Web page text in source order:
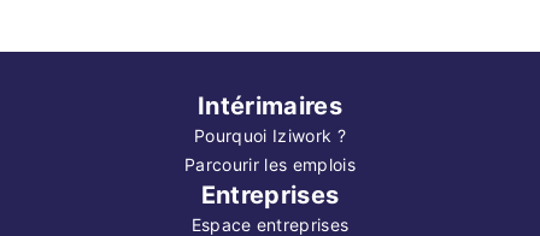
Intérimaires
Pourquoi Iziwork ?
Parcourir les emplois
Entreprises
Espace entreprises